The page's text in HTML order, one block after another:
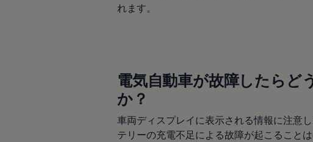
セーフティ マイスター
れます。
電気自動車が故障したらど
か？
車両ディスプレイに表示される情報に注意
テリーの充電不足による故障が起こること